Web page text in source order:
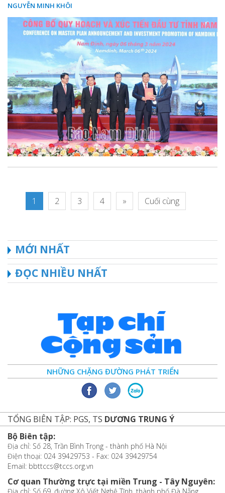
NGUYỄN MINH KHÔI
1 2 3 4 » Cuối cùng
MỚI NHẤT
ĐỌC NHIỀU NHẤT
NHỮNG CHẶNG ĐƯỜNG PHÁT TRIỂN
TỔNG BIÊN TẬP: PGS, TS DƯƠNG TRUNG Ý
Bộ Biên tập:
Địa chỉ: Số 28, Trần Bình Trọng - thành phố Hà Nội
Điện thoại: 024 39429753 - Fax: 024 39429754
Email: bbttccs@tccs.org.vn
Cơ quan Thường trực tại miền Trung - Tây Nguyên:
Địa chỉ: Số 69, đường Xô Viết Nghệ Tĩnh, thành phố Đà Nẵng